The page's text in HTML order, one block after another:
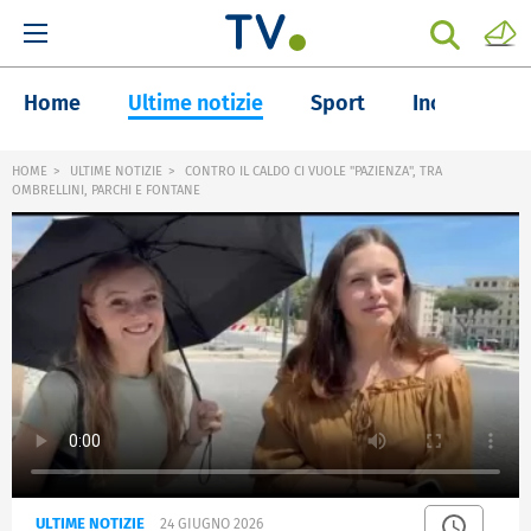
Home Ultime notizie Sport Inchieste
HOME ULTIME NOTIZIE
CONTRO IL CALDO CI VUOLE "PAZIENZA", TRA
OMBRELLINI, PARCHI E FONTANE
ULTIME NOTIZIE 24 GIUGNO 2026